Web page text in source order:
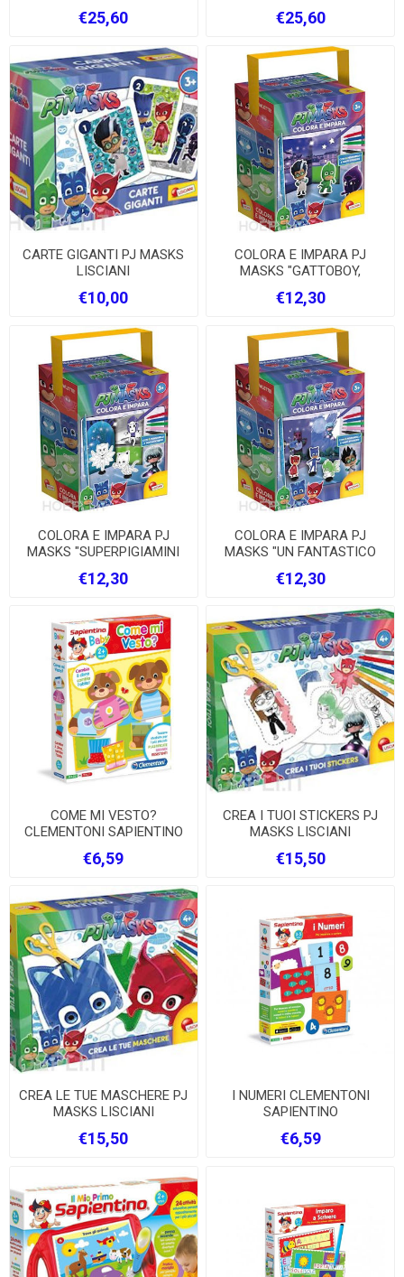
€25,60 €25,60
CARTE GIGANTI PJ MASKS
LISCIANI
€10,00
COLORA E IMPARA PJ
MASKS "GATTOBOY,
€12,30
COLORA E IMPARA PJ
MASKS "SUPERPIGIAMINI
€12,30
COLORA E IMPARA PJ
MASKS "UN FANTASTICO
€12,30
COME MI VESTO?
CLEMENTONI SAPIENTINO
€6,59
CREA I TUOI STICKERS PJ
MASKS LISCIANI
€15,50
CREA LE TUE MASCHERE PJ
MASKS LISCIANI
€15,50
I NUMERI CLEMENTONI
SAPIENTINO
€6,59